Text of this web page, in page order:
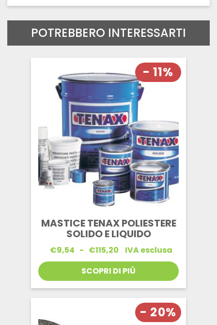
POTREBBERO INTERESSARTI
- 11%
MASTICE TENAX POLIESTERE
SOLIDO E LIQUIDO
€9,54 - €115,20Fascia
prezzo:
da
€9,54
a
IVA esclusa
SCOPRI DI PIÙ
- 20%